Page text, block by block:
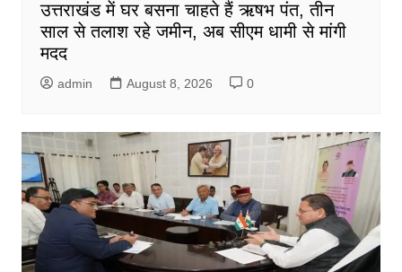
उत्तराखंड में घर बसना चाहते हैं ऋषभ पंत, तीन
साल से तलाश रहे जमीन, अब सीएम धामी से मांगी
मदद
admin August 8, 2026 0